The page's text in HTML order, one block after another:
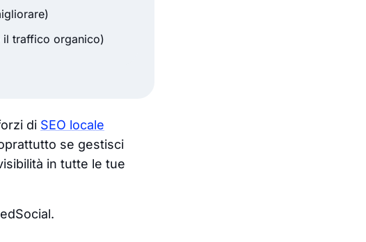
il traffico organico)
di SEO locale
se gestisci
in tutte le tue